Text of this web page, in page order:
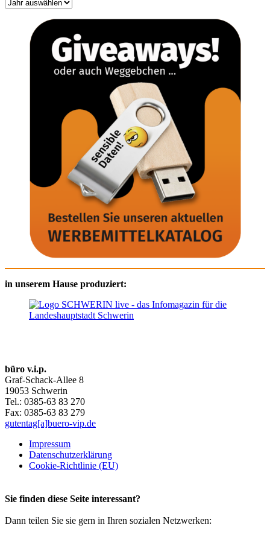
in unserem Hause produziert:
büro v.i.p.
Graf-Schack-Allee 8
19053 Schwerin
Tel.: 0385-63 83 270
Fax: 0385-63 83 279
gutentag[a]buero-vip.de
Impressum
Datenschutz­erklärung
Cookie-Richtlinie (EU)
Sie finden diese Seite interessant?
Dann teilen Sie sie gern in Ihren sozialen Netzwerken: